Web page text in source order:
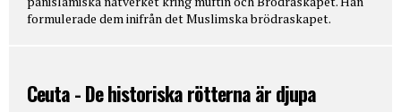
formulerade dem inifrån det Muslimska brödraskapet.
Ceuta - De historiska rötterna är djupa